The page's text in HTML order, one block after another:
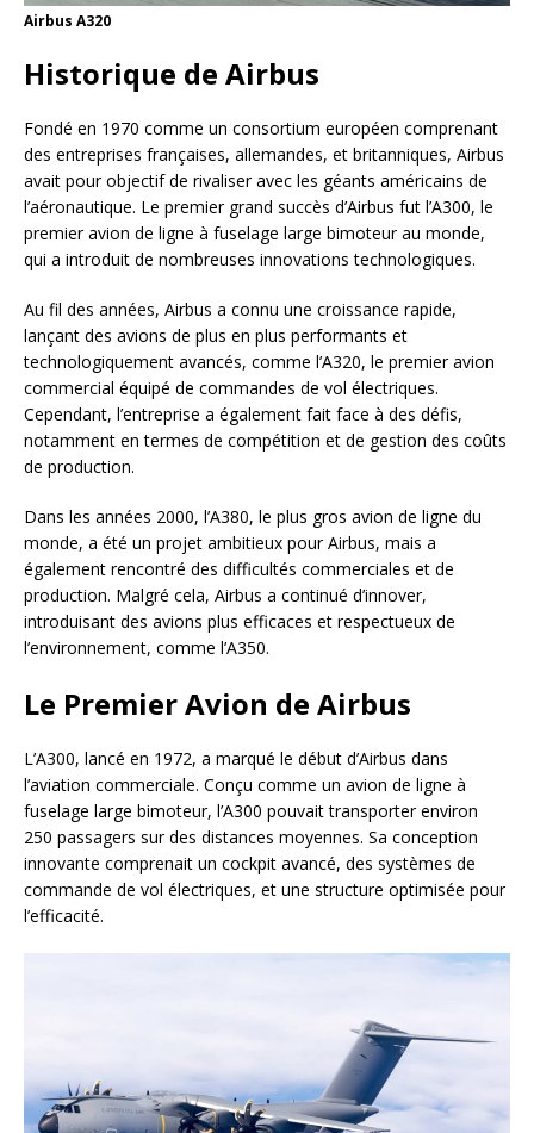
Airbus A320
Historique de Airbus
Fondé en 1970 comme un consortium européen comprenant
des entreprises françaises, allemandes, et britanniques, Airbus
avait pour objectif de rivaliser avec les géants américains de
l’aéronautique. Le premier grand succès d’Airbus fut l’A300, le
premier avion de ligne à fuselage large bimoteur au monde,
qui a introduit de nombreuses innovations technologiques.
Au fil des années, Airbus a connu une croissance rapide,
lançant des avions de plus en plus performants et
technologiquement avancés, comme l’A320, le premier avion
commercial équipé de commandes de vol électriques.
Cependant, l’entreprise a également fait face à des défis,
notamment en termes de compétition et de gestion des coûts
de production.
Dans les années 2000, l’A380, le plus gros avion de ligne du
monde, a été un projet ambitieux pour Airbus, mais a
également rencontré des difficultés commerciales et de
production. Malgré cela, Airbus a continué d’innover,
introduisant des avions plus efficaces et respectueux de
l’environnement, comme l’A350.
Le Premier Avion de Airbus
L’A300, lancé en 1972, a marqué le début d’Airbus dans
l’aviation commerciale. Conçu comme un avion de ligne à
fuselage large bimoteur, l’A300 pouvait transporter environ
250 passagers sur des distances moyennes. Sa conception
innovante comprenait un cockpit avancé, des systèmes de
commande de vol électriques, et une structure optimisée pour
l’efficacité.